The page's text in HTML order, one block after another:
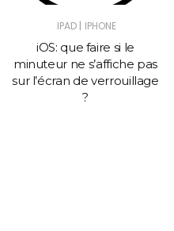
IPAD | IPHONE
iOS: que faire si le
minuteur ne s’affiche pas
sur l’écran de verrouillage
?